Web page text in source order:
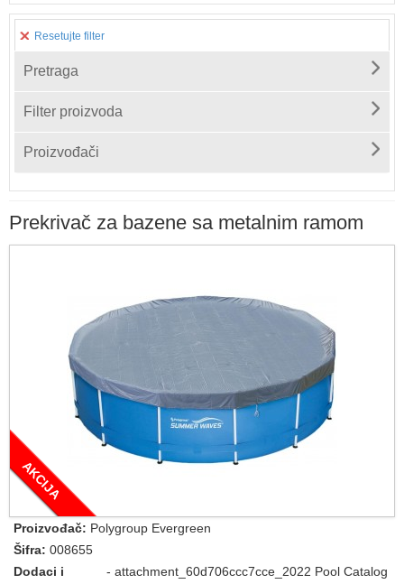
Resetujte filter
Pretraga
Filter proizvoda
Proizvođači
Prekrivač za bazene sa metalnim ramom
AKCIJA
Proizvođač: Polygroup Evergreen
Šifra: 008655
Dodaci i
-attachment_60d706ccc7cce_2022 Pool Catalog